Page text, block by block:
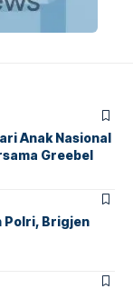
Anak Nasional
Greebel
Polri, Brigjen